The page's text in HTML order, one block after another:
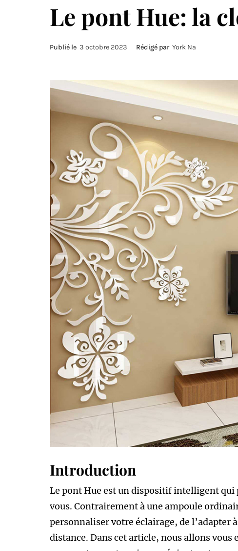
Le pont Hue: la
Publié le 3 octobre 2023 Rédigé par York Na
Introduction
Le pont Hue est un dispositif intelligent
vous. Contrairement à une ampoule
personnaliser votre éclairage, de l’adapter
distance. Dans cet article, nous allons